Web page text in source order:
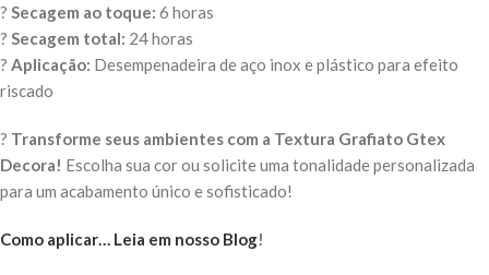
? Secagem ao toque: 6 horas
? Secagem total: 24 horas
? Aplicação: Desempenadeira de aço inox e plástico para efeito
riscado
? Transforme seus ambientes com a Textura Grafiato Gtex
Decora! Escolha sua cor ou solicite uma tonalidade personalizada
para um acabamento único e sofisticado!
Como aplicar… Leia em nosso Blog!